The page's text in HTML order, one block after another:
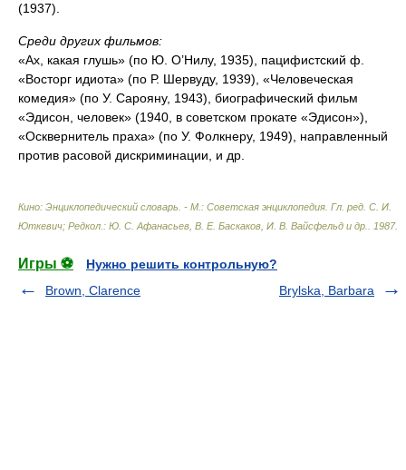
(1937).
Среди других фильмов:
«Ах, какая глушь» (по Ю. О’Нилу, 1935), пацифистский ф.
«Восторг идиота» (по Р. Шервуду, 1939), «Человеческая
комедия» (по У. Сарояну, 1943), биографический фильм
«Эдисон, человек» (1940, в советском прокате «Эдисон»),
«Осквернитель праха» (по У. Фолкнеру, 1949), направленный
против расовой дискриминации, и др.
Кино: Энциклопедический словарь. - М.: Советская энциклопедия Гл. ред. С. И.
Юткевич; Редкол.: Ю. С. Афанасьев, В. Е. Баскаков, И. В. Вайсфельд и др.
1987.
Игры ⚽
Нужно решить контрольную?
Brown, Clarence
Brylska, Barbara